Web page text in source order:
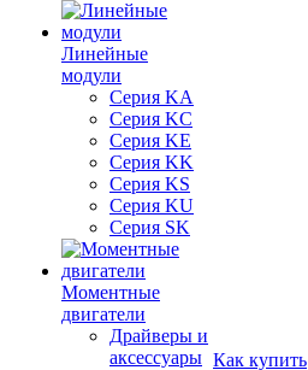
Линейные
модули
Серия KA
Серия KC
Серия KE
Серия KK
Серия KS
Серия KU
Серия SK
Моментные
двигатели
Драйверы и
аксессуары Как купить